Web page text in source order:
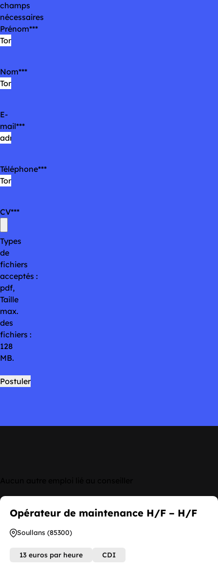
champs
nécessaires
Prénom*
Nom*
E-
mail*
Téléphone*
CV*
Types
de
fichiers
acceptés :
pdf,
Taille
max.
des
fichiers :
128
MB.
Opérateur de maintenance H/F – H/F
Soullans (85300)
13 euros par heure CDI